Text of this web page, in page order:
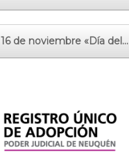
16 de noviembre «Día del…